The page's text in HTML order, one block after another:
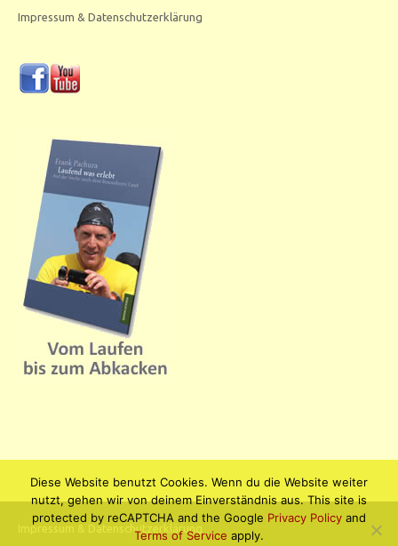
Impressum & Datenschutzerklärung
Impressum & Datenschutzerklärung
Diese Website benutzt Cookies. Wenn du die Website weiter
nutzt, gehen wir von deinem Einverständnis aus. This site is
protected by reCAPTCHA and the Google Privacy Policy and
Terms of Service apply.